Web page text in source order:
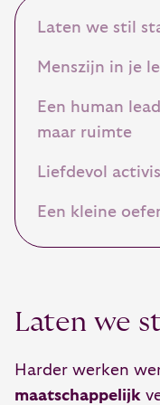
Laten we stil
Menszijn in je
Een human
maar ruimte
Liefdevol
Een kleine
Laten we
Harder werken
maatschappelijk